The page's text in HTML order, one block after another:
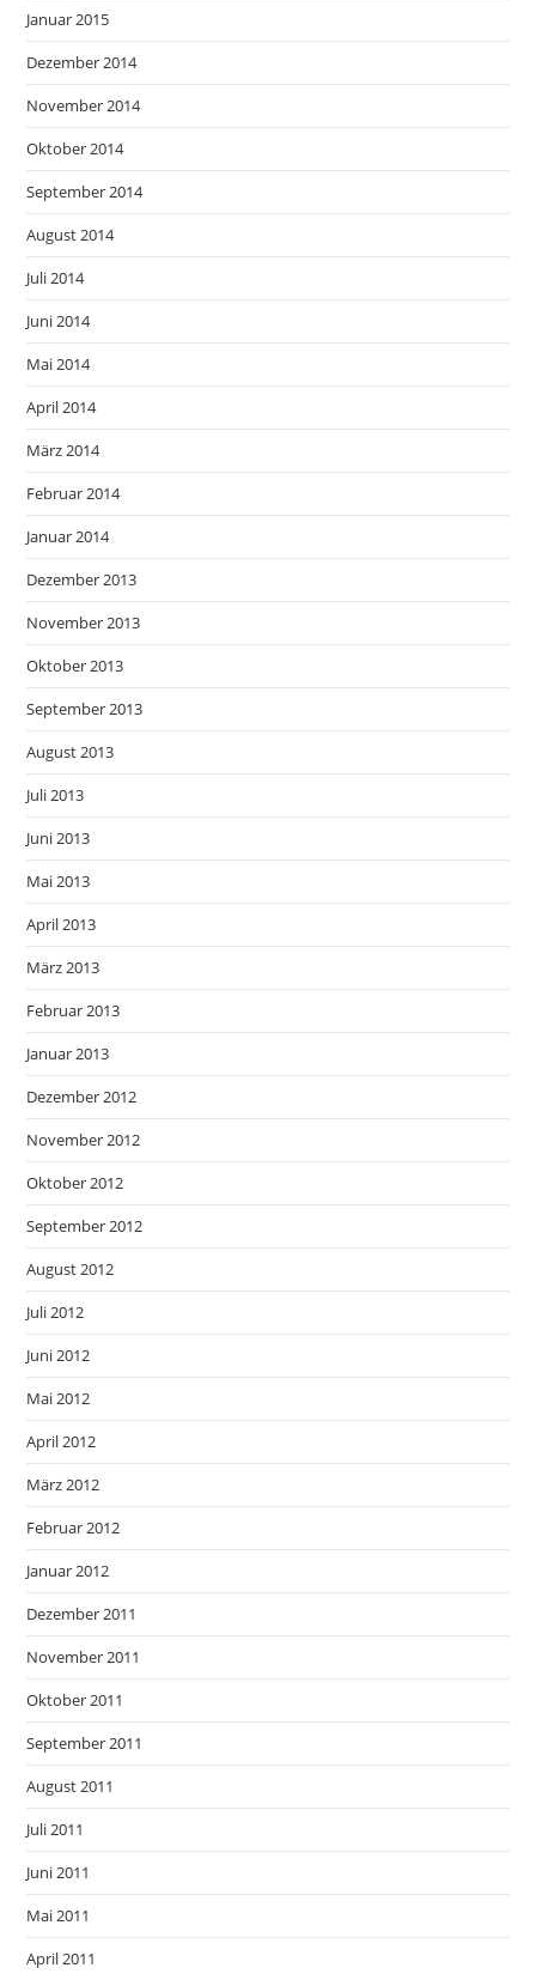
Januar 2015
Dezember 2014
November 2014
Oktober 2014
September 2014
August 2014
Juli 2014
Juni 2014
Mai 2014
April 2014
März 2014
Februar 2014
Januar 2014
Dezember 2013
November 2013
Oktober 2013
September 2013
August 2013
Juli 2013
Juni 2013
Mai 2013
April 2013
März 2013
Februar 2013
Januar 2013
Dezember 2012
November 2012
Oktober 2012
September 2012
August 2012
Juli 2012
Juni 2012
Mai 2012
April 2012
März 2012
Februar 2012
Januar 2012
Dezember 2011
November 2011
Oktober 2011
September 2011
August 2011
Juli 2011
Juni 2011
Mai 2011
April 2011